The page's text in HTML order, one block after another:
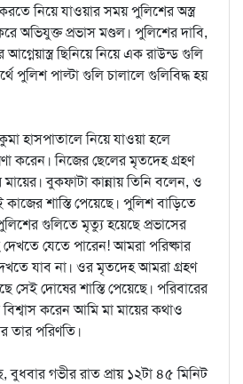
নিয়ে যাওয়ার সময় পুলিশের অস্ত্র
অভিযুক্ত প্রভাস মণ্ডল। পুলিশের দাবি,
ছিনিয়ে নিয়ে এক রাউন্ড গুলি
পুলিশ পাল্টা গুলি চালালে গুলিবিদ্ধ হয়
হাসপাতালে নিয়ে যাওয়া হলে
করেন। নিজের ছেলের মৃতদেহ গ্রহণ
বুকফাটা কান্নায় তিনি বলেন, ও
শাস্তি পেয়েছে। পুলিশ বাড়িতে
গুলিতে মৃত্যু হয়েছে প্রভাসের
যেতে পারেন! আমরা পরিষ্কার
যাব না। ওর মৃতদেহ আমরা গ্রহণ
দোষের শাস্তি পেয়েছে। পরিবারের
করেন আমি মা মায়ের কথাও
পরিণতি।
বুধবার গভীর রাত প্রায় ১২টা ৪৫ মিনিট